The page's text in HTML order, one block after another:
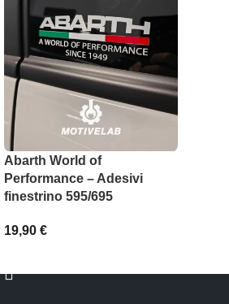
Abarth World of
Performance – Adesivi
finestrino 595/695
19,90 €